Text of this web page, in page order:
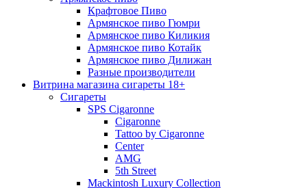
Крафтовое Пиво
Армянское пиво Гюмри
Армянское пиво Киликия
Армянское пиво Котайк
Армянское пиво Дилижан
Разные производители
Витрина магазина сигареты 18+
Cигареты
SPS Cigaronne
Сigaronne
Tattoo by Cigaronne
Center
AMG
5th Street
Mackintosh Luxury Collection